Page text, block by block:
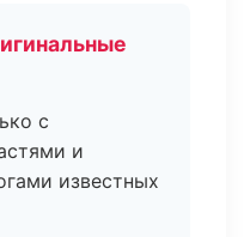
с
и
известных